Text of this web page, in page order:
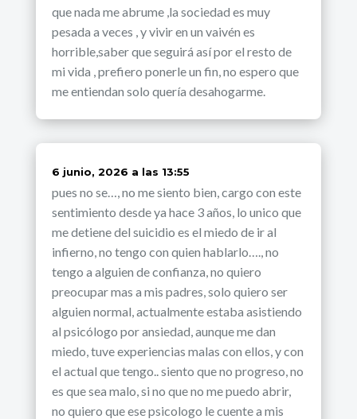
que nada me abrume ,la sociedad es muy
pesada a veces , y vivir en un vaivén es
horrible,saber que seguirá así por el resto de
mi vida , prefiero ponerle un fin, no espero que
me entiendan solo quería desahogarme.
dice:
6 junio, 2026 a las 13:55
pues no se…, no me siento bien, cargo con este
sentimiento desde ya hace 3 años, lo unico que
me detiene del suicidio es el miedo de ir al
infierno, no tengo con quien hablarlo…., no
tengo a alguien de confianza, no quiero
preocupar mas a mis padres, solo quiero ser
alguien normal, actualmente estaba asistiendo
al psicólogo por ansiedad, aunque me dan
miedo, tuve experiencias malas con ellos, y con
el actual que tengo.. siento que no progreso, no
es que sea malo, si no que no me puedo abrir,
no quiero que ese psicologo le cuente a mis